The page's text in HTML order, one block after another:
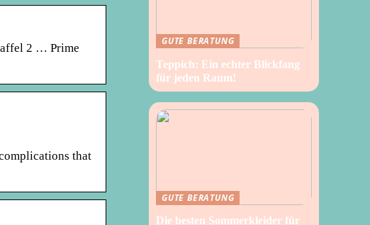
2 … Prime
that
GUTE BERATUNG
Teppich: Ein echter Blickfang
für jeden Raum!
GUTE BERATUNG
Die besten Sommerkleider für